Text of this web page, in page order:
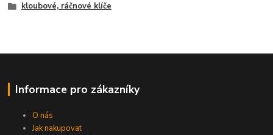
kloubové, ráčnové klíče
Informace pro zákazníky
O nás
Jak nakupovat